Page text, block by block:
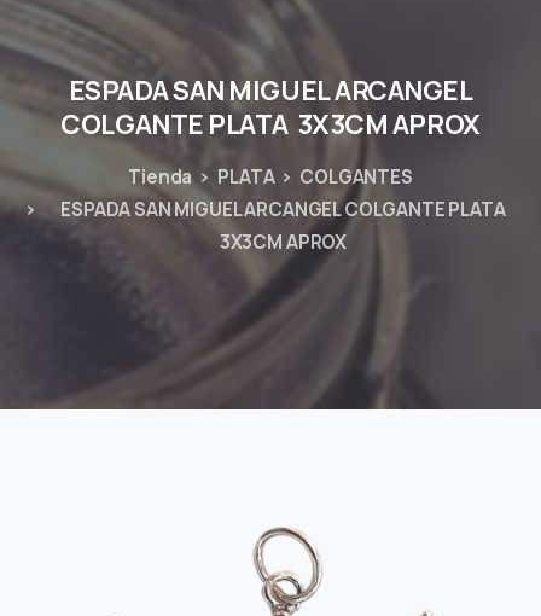
ESPADASANMIGUELARCANGEL
COLGANTEPLATA 3X3CMAPROX
Tienda PLATA
COLGANTES
ESPADA SAN MIGUEL ARCANGEL COLGANTE PLATA
3X3CM APROX